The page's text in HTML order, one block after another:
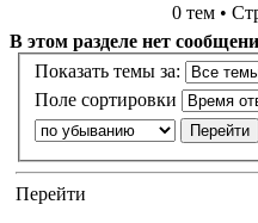
0 тем •
В этом разделе нет
Показать темы за:
Поле сортировки
Перейти